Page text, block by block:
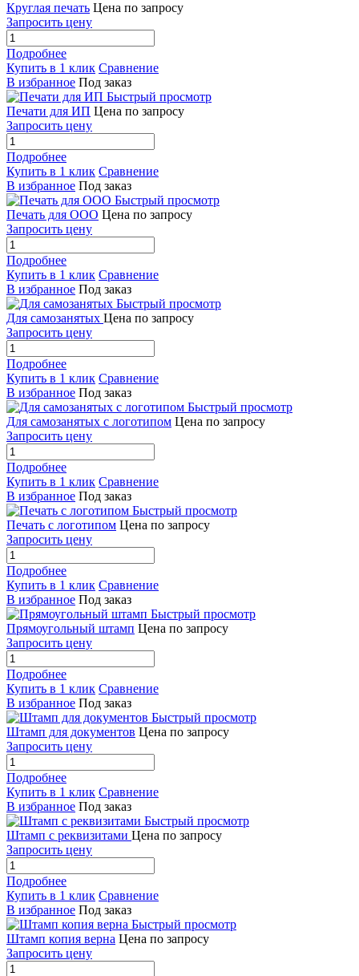
Круглая печать Цена по запросу
Запросить цену
Подробнее
Купить в 1 клик Сравнение
В избранное Под заказ
Быстрый просмотр
Печати для ИП Цена по запросу
Запросить цену
Подробнее
Купить в 1 клик Сравнение
В избранное Под заказ
Быстрый просмотр
Печать для ООО Цена по запросу
Запросить цену
Подробнее
Купить в 1 клик Сравнение
В избранное Под заказ
Быстрый просмотр
Для самозанятых Цена по запросу
Запросить цену
Подробнее
Купить в 1 клик Сравнение
В избранное Под заказ
Быстрый просмотр
Для самозанятых с логотипом Цена по запросу
Запросить цену
Подробнее
Купить в 1 клик Сравнение
В избранное Под заказ
Быстрый просмотр
Печать с логотипом Цена по запросу
Запросить цену
Подробнее
Купить в 1 клик Сравнение
В избранное Под заказ
Быстрый просмотр
Прямоугольный штамп Цена по запросу
Запросить цену
Подробнее
Купить в 1 клик Сравнение
В избранное Под заказ
Быстрый просмотр
Штамп для документов Цена по запросу
Запросить цену
Подробнее
Купить в 1 клик Сравнение
В избранное Под заказ
Быстрый просмотр
Штамп с реквизитами Цена по запросу
Запросить цену
Подробнее
Купить в 1 клик Сравнение
В избранное Под заказ
Быстрый просмотр
Штамп копия верна Цена по запросу
Запросить цену